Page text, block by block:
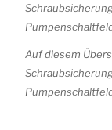
Auf diesem